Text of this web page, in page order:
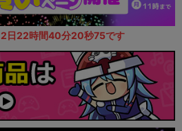
2日22時間40分19秒34です